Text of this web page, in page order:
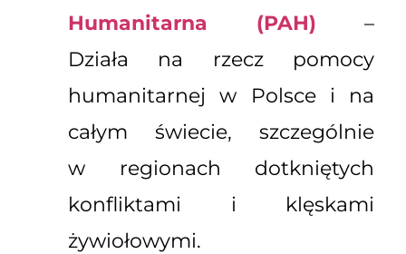
Humanitarna (PAH) –
Działa na rzecz pomocy
humanitarnej w Polsce i na
całym świecie, szczególnie
w regionach dotkniętych
konfliktami i klęskami
żywiołowymi.